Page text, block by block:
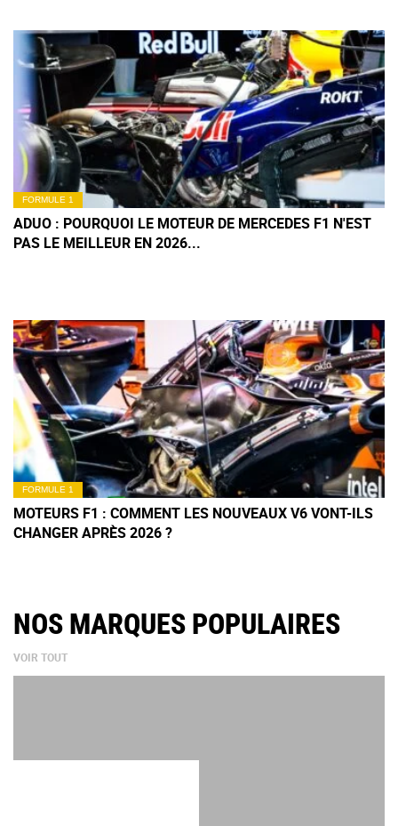
FORMULE 1
ADUO : POURQUOI LE MOTEUR DE MERCEDES F1 N'EST
PAS LE MEILLEUR EN 2026...
FORMULE 1
MOTEURS F1 : COMMENT LES NOUVEAUX V6 VONT-ILS
CHANGER APRÈS 2026 ?
NOS MARQUES POPULAIRES
VOIR TOUT